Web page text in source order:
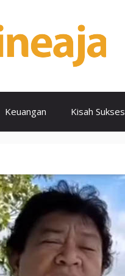
Keuangan Kisah Sukses